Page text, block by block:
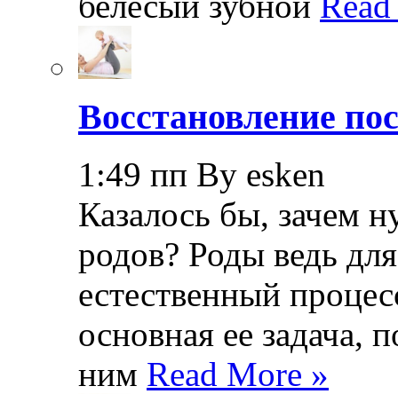
Восстановление
1:49 пп By esken
Казалось бы, зачем
родов? Роды ведь
естественный
основная ее задача,
ним Read More »